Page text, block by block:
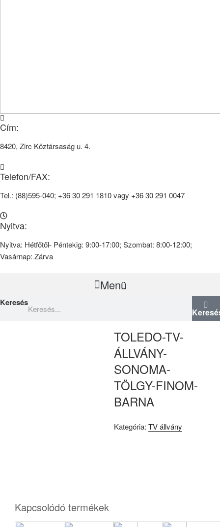
Cím:
8420, Zirc Köztársaság u. 4.
Telefon/FAX:
Tel.: (88)595-040; +36 30 291 1810 vagy +36 30 291 0047
Nyitva:
Nyitva: Hétfőtől- Péntekig: 9:00-17:00; Szombat: 8:00-12:00;
Vasárnap: Zárva
Menü
Keresés
TOLEDO-TV-
ÁLLVÁNY-
SONOMA-
TÖLGY-FINOM-
BARNA
Kategória: TV állvány
Kapcsolódó termékek